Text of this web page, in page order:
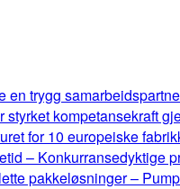
en trygg
styrket kompetansekraft
for 10 europeiske
– Konkurransedyktige
pakkeløsninger –